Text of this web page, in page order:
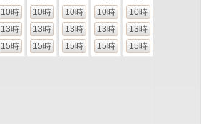
10時
13時
15時
10時
13時
15時
10時
13時
15時
10時
13時
15時
10時
13時
15時